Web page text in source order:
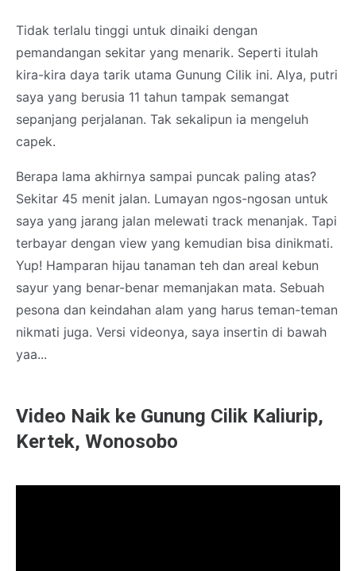
Tidak terlalu tinggi untuk dinaiki dengan
pemandangan sekitar yang menarik. Seperti itulah
kira-kira daya tarik utama Gunung Cilik ini. Alya, putri
saya yang berusia 11 tahun tampak semangat
sepanjang perjalanan. Tak sekalipun ia mengeluh
capek.
Berapa lama akhirnya sampai puncak paling atas?
Sekitar 45 menit jalan. Lumayan ngos-ngosan untuk
saya yang jarang jalan melewati track menanjak. Tapi
terbayar dengan view yang kemudian bisa dinikmati.
Yup! Hamparan hijau tanaman teh dan areal kebun
sayur yang benar-benar memanjakan mata. Sebuah
pesona dan keindahan alam yang harus teman-teman
nikmati juga. Versi videonya, saya insertin di bawah
yaa...
Video Naik ke Gunung Cilik Kaliurip,
Kertek, Wonosobo